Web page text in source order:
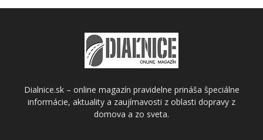
Dialnice.sk – online magazín pravidelne prináša špeciálne
informácie, aktuality a zaujímavosti z oblasti dopravy z
domova a zo sveta.